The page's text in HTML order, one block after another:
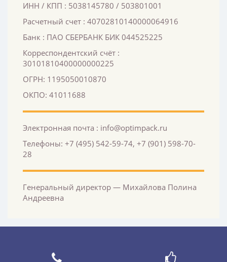
ИНН / КПП : 5038145780 / 503801001
Расчетный счет : 40702810140000064916
Банк : ПАО СБЕРБАНК БИК 044525225
Корреспондентский счёт :
30101810400000000225
ОГРН: 1195050010870
ОКПО: 41011688
Электронная почта : info@optimpack.ru
Телефоны: +7 (495) 542-59-74, +7 (901) 598-70-
28
Генеральный директор — Михайлова Полина
Андреевна